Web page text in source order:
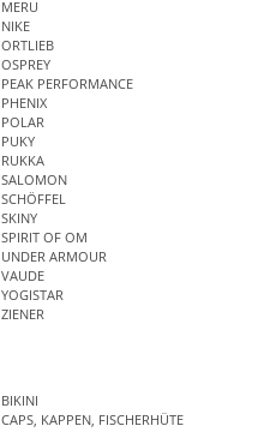
MERU
NIKE
ORTLIEB
OSPREY
PEAK PERFORMANCE
PHENIX
POLAR
PUKY
RUKKA
SALOMON
SCHÖFFEL
SKINY
SPIRIT OF OM
UNDER ARMOUR
VAUDE
YOGISTAR
ZIENER
BIKINI
CAPS, KAPPEN, FISCHERHÜTE